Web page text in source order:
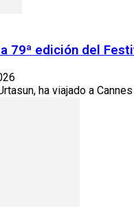
79ª edición del
ha viajado a